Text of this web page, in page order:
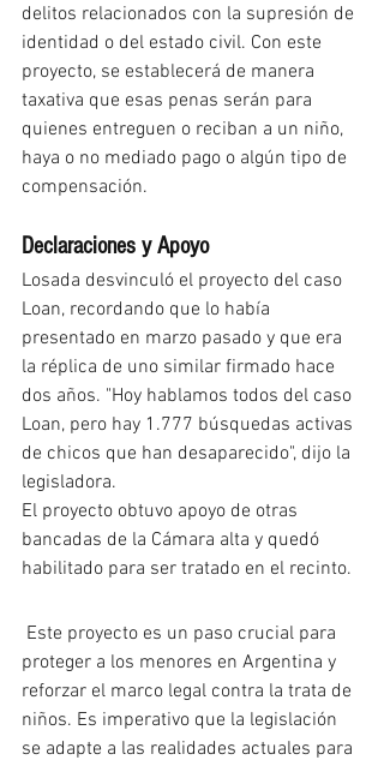
delitos relacionados con la supresión de
identidad o del estado civil. Con este
proyecto, se establecerá de manera
taxativa que esas penas serán para
quienes entreguen o reciban a un niño,
haya o no mediado pago o algún tipo de
compensación.
Declaraciones y Apoyo
Losada desvinculó el proyecto del caso
Loan, recordando que lo había
presentado en marzo pasado y que era
la réplica de uno similar firmado hace
dos años. "Hoy hablamos todos del caso
Loan, pero hay 1.777 búsquedas activas
de chicos que han desaparecido", dijo la
legisladora.
El proyecto obtuvo apoyo de otras
bancadas de la Cámara alta y quedó
habilitado para ser tratado en el recinto.
proteger a los menores en Argentina y
reforzar el marco legal contra la trata de
niños. Es imperativo que la legislación
se adapte a las realidades actuales para